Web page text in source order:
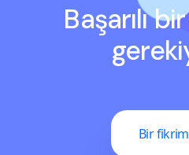
Başarılı
Bir